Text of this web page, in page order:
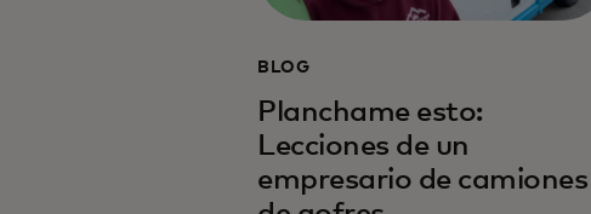
BLOG
Planchame esto:
Lecciones de un
empresario de camiones